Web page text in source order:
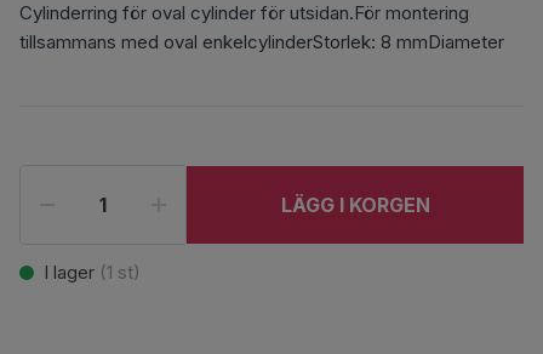
Cylinderring för oval cylinder för utsidan.För montering
tillsammans med oval enkelcylinderStorlek: 8 mmDiameter
LÄGG I KORGEN
I lager (1 st)